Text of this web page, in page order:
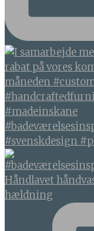
#svenskdesign
Håndlavet
hældning